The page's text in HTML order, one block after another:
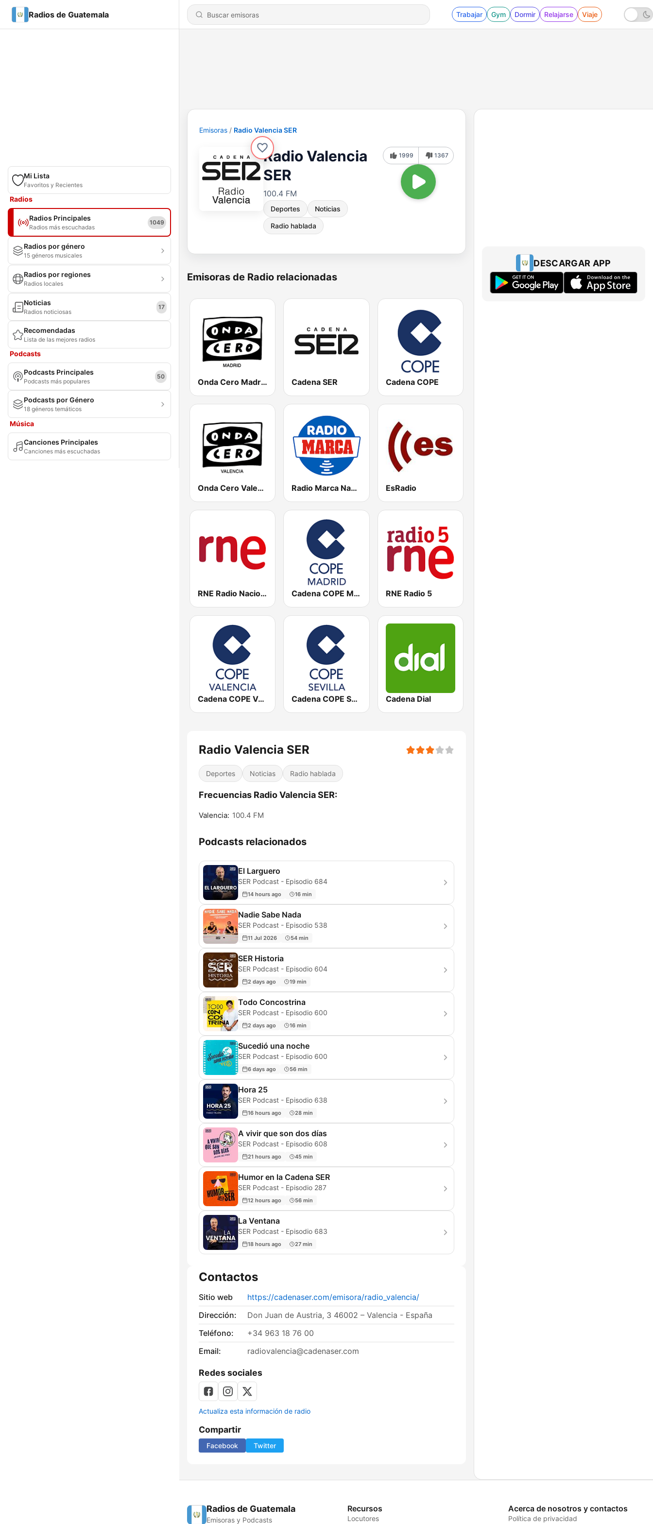
Radios de Guatemala Trabajar Gym Dormir Relajarse Viaje
Mi Lista
Favoritos y Recientes
Radios
Radios Principales
Radios más escuchadas
1049
Radios por género
15 géneros musicales
Radios por regiones
Radios locales
Noticias
Radios noticiosas
17
Recomendadas
Lista de las mejores radios
Podcasts
Podcasts Principales
Podcasts más populares
50
Podcasts por Género
18 géneros temáticos
Música
Canciones Principales
Canciones más escuchadas
Emisoras Radio Valencia SER
Radio Valencia
SER
100.4 FM
Deportes Noticias
Radio hablada
1999 1367
Emisoras de Radio relacionadas
Onda Cero Madrid Cadena SER Cadena COPE
Onda Cero Valencia Radio Marca Nacional EsRadio
RNE Radio Nacional Cadena COPE Madrid RNE Radio 5
Cadena COPE Valencia Cadena COPE Sevilla Cadena Dial
Radio Valencia SER
Deportes Noticias Radio hablada
Frecuencias Radio Valencia SER:
Valencia: 100.4 FM
Podcasts relacionados
El Larguero
SER Podcast - Episodio 684
14 hours ago 16 min
Nadie Sabe Nada
SER Podcast - Episodio 538
11 Jul 2026 54 min
SER Historia
SER Podcast - Episodio 604
2 days ago 19 min
Todo Concostrina
SER Podcast - Episodio 600
2 days ago 16 min
Sucedió una noche
SER Podcast - Episodio 600
6 days ago 56 min
Hora 25
SER Podcast - Episodio 638
16 hours ago 28 min
A vivir que son dos días
SER Podcast - Episodio 608
21 hours ago 45 min
Humor en la Cadena SER
SER Podcast - Episodio 287
12 hours ago 56 min
La Ventana
SER Podcast - Episodio 683
18 hours ago 27 min
Contactos
Sitio web
https://cadenaser.com/emisora/radio_valencia/
Dirección:
Don Juan de Austria, 3 46002 – Valencia - España
Teléfono:
+34 963 18 76 00
Email:
radiovalencia@cadenaser.com
Redes sociales
Actualiza esta información de radio
Compartir
Facebook Twitter
DESCARGAR APP
Radios de Guatemala
Emisoras y Podcasts
Recursos
Locutores
Acerca de nosotros y contactos
Política de privacidad